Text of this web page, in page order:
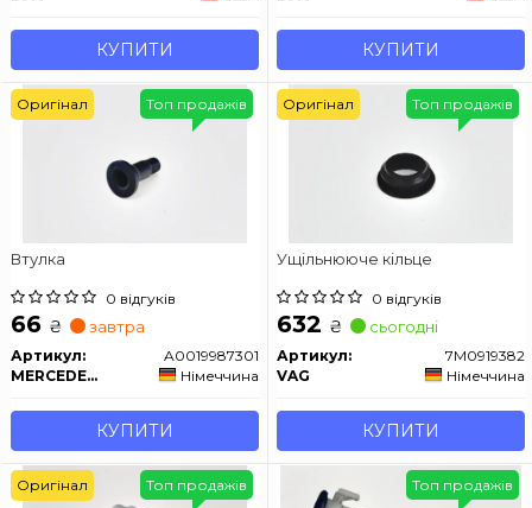
КУПИТИ КУПИТИ
Втулка
0 відгуків
66 ₴ завтра
Артикул:
A0019987301
MERCEDES-BENZ
Німеччина
КУПИТИ
Топ продажів
Оригінал
Ущільнююче кільце
0 відгуків
632 ₴ сьогодні
Артикул:
7M0919382
VAG
Німеччина
КУПИТИ
Топ продажів
Оригінал
Топ продажів
Оригінал Топ продажів